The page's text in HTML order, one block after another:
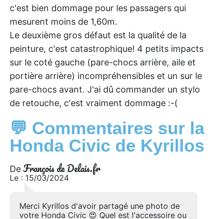
c'est bien dommage pour les passagers qui
mesurent moins de 1,60m.
Le deuxième gros défaut est la qualité de la
peinture, c'est catastrophique! 4 petits impacts
sur le coté gauche (pare-chocs arrière, aile et
portière arrière) incompréhensibles et un sur le
pare-chocs avant. J'ai dû commander un stylo
de retouche, c'est vraiment dommage :-(
💬 Commentaires sur la
Honda Civic de Kyrillos
De François de Delais.fr
Le : 15/03/2024
Merci Kyrillos d'avoir partagé une photo de
votre Honda Civic 😍 Quel est l'accessoire ou